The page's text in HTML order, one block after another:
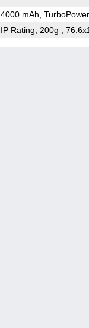
4000 mAh, TurboPower
IP Rating, 200g ,